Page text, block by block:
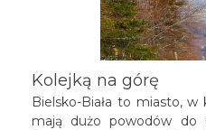
Kolejką na górę
Bielsko-Biała to miasto,
mają dużo powodów do